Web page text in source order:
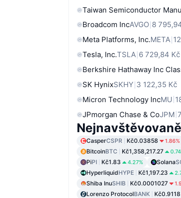
Taiwan Semiconductor
Broadcom IncAVGO 8
Meta Platforms, Inc.META
Tesla, Inc.TSLA 6 729,84 Kč
Berkshire Hathaway Inc
SK HynixSKHY 3 122,35 Kč
Micron Technology IncMU
JPmorgan Chase & CoJPM
CasperCSPR Kč0.03858 1.86%
BitcoinBTC Kč1,358,217.27
PiPI Kč1.83 4.27% Solana
HyperliquidHYPE Kč1,197.23
Shiba InuSHIB Kč0.0001027
Lorenzo ProtocolBANK Kč0.9118